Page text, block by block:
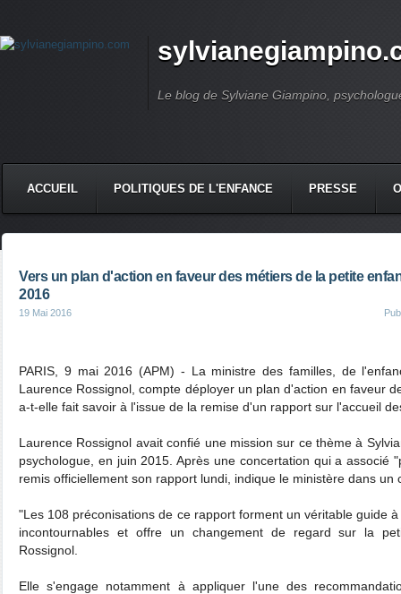
Le blog de Sylviane Giampino,
ACCUEIL POLITIQUES DE L'ENFANCE PRESSE
Vers un plan d'action en faveur des métiers de la petite
2016
19 Mai 2016
PARIS, 9 mai 2016 (APM) - La ministre des familles, de
Laurence Rossignol, compte déployer un plan d'action en faveur
a-t-elle fait savoir à l'issue de la remise d'un rapport sur l'accueil
Laurence Rossignol avait confié une mission sur ce thème à
psychologue, en juin 2015. Après une concertation qui a associé
remis officiellement son rapport lundi, indique le ministère dans un
"Les 108 préconisations de ce rapport forment un véritable guide
incontournables et offre un changement de regard sur la
Rossignol.
Elle s'engage notamment à appliquer l'une des